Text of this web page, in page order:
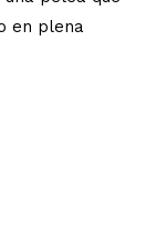
en plena